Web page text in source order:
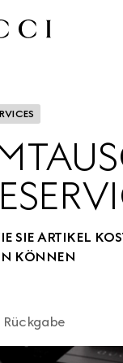
SIE ARTIKEL
KÖNNEN
Rückgabe